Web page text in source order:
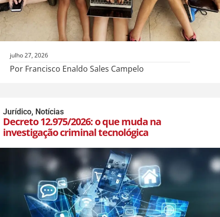
julho 27, 2026
Por Francisco Enaldo Sales Campelo
Jurídico, Notícias
Decreto 12.975/2026: o que muda na
investigação criminal tecnológica